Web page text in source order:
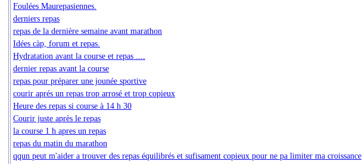
Foulées Maurepasiennes.
derniers repas
repas de la dernière semaine avant marathon
Idées càp, forum et repas.
Hydratation avant la course et repas ....
dernier repas avant la course
repas pour préparer une jounée sportive
courir aprés un repas trop arrosé et trop copieux
Heure des repas si course à 14 h 30
Courir juste après le repas
la course 1 h apres un repas
repas du matin du marathon
qqun peut m'aider a trouver des repas équilibrés et sufisament copieux pour ne pa limiter ma croissance